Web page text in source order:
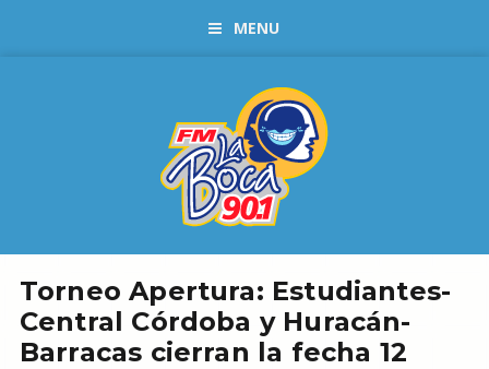
MENU
Torneo Apertura: Estudiantes-
Central Córdoba y Huracán-
Barracas cierran la fecha 12